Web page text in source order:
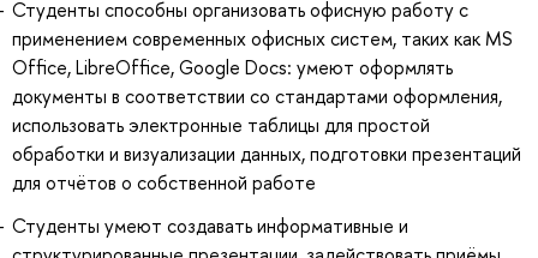
Студенты способны организовать офисную работу с
применением современных офисных систем, таких как MS
Office, LibreOffice, Google Docs: умеют оформлять
документы в соответствии со стандартами оформления,
использовать электронные таблицы для простой
обработки и визуализации данных, подготовки презентаций
для отчётов о собственной работе
Студенты умеют создавать информативные и